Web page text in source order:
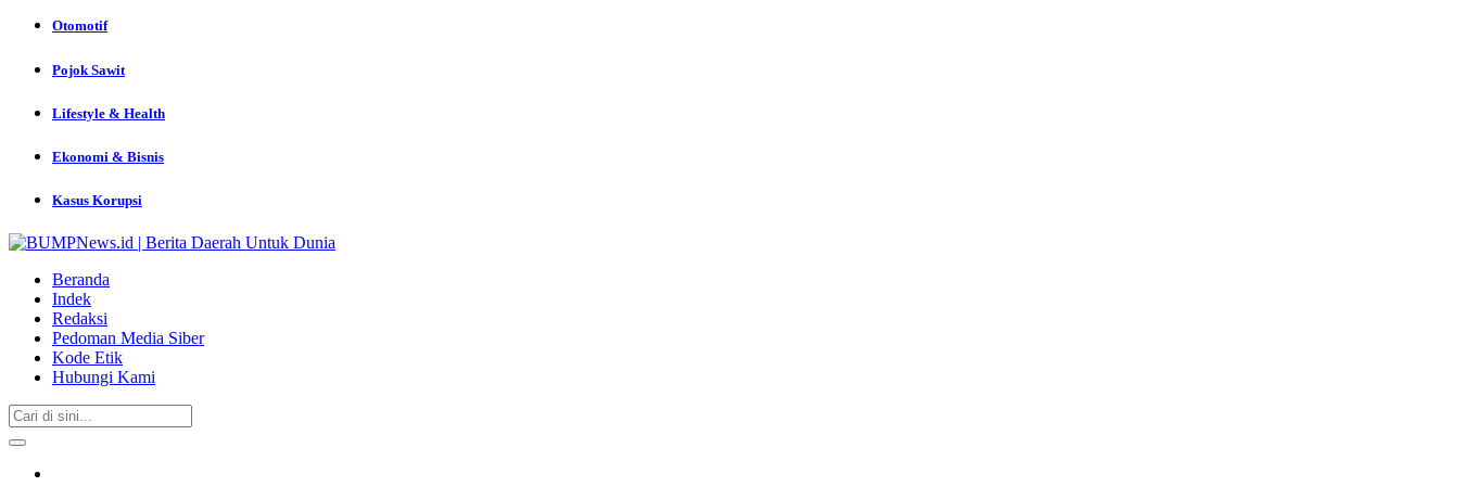
Otomotif
Pojok Sawit
Lifestyle & Health
Ekonomi & Bisnis
Kasus Korupsi
Beranda
Indek
Redaksi
Pedoman Media Siber
Kode Etik
Hubungi Kami